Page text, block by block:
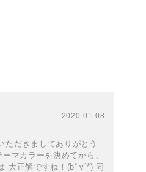
2020-01-08
ただきましてありがとう
マカラーを決めてから、
大正解ですね！(bﾟv`*) 同